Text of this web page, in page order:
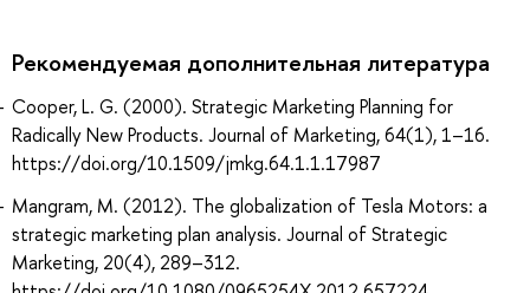
Рекомендуемая дополнительная литература
Cooper, L. G. (2000). Strategic Marketing Planning for
Radically New Products. Journal of Marketing, 64(1), 1–16.
https://doi.org/10.1509/jmkg.64.1.1.17987
Mangram, M. (2012). The globalization of Tesla Motors: a
strategic marketing plan analysis. Journal of Strategic
Marketing, 20(4), 289–312.